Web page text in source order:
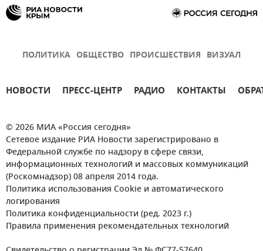
ПОЛИТИКА ОБЩЕСТВО ПРОИСШЕСТВИЯ ВИЗУАЛ
НОВОСТИ ПРЕСС-ЦЕНТР РАДИО КОНТАКТЫ
© 2026 МИА «Россия сегодня»
Сетевое издание РИА Новости зарегистрировано в
Федеральной службе по надзору в сфере связи,
информационных технологий и массовых коммуникаций
(Роскомнадзор) 08 апреля 2014 года.
Политика использования Cookie и автоматического
логирования
Политика конфиденциальности (ред. 2023 г.)
Правила применения рекомендательных технологий